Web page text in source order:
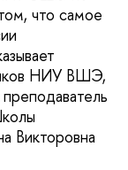
что самое
НИУ ВШЭ,
Викторовна